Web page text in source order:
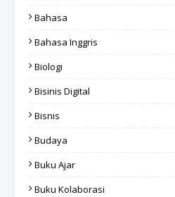
Bahasa
Bahasa Inggris
Biologi
Bisinis Digital
Bisnis
Budaya
Buku Ajar
Buku Kolaborasi